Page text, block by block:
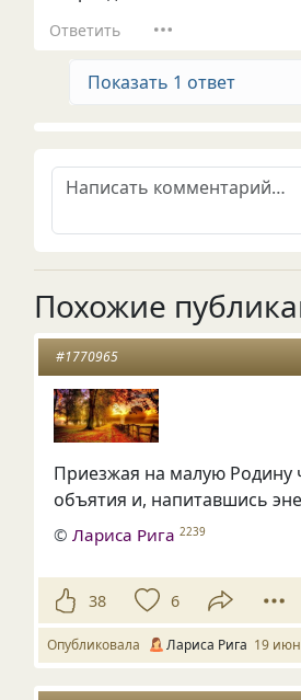
Ответить
Показать 1 ответ
Похожие
#1770965
Приезжая на малую Родину
объятия и, напитавшись
©Лариса Рига 2239
38 6
Опубликовала Лариса Рига 19